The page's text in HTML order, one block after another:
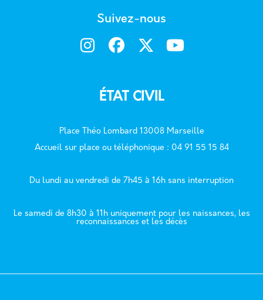
Suivez-nous
ÉTAT CIVIL
Place Théo Lombard 13008 Marseille
Accueil sur place ou téléphonique : 04 91 55 15 84
Du lundi au vendredi de 7h45 à 16h sans interruption
Le samedi de 8h30 à 11h uniquement pour les naissances, les
reconnaissances et les décès